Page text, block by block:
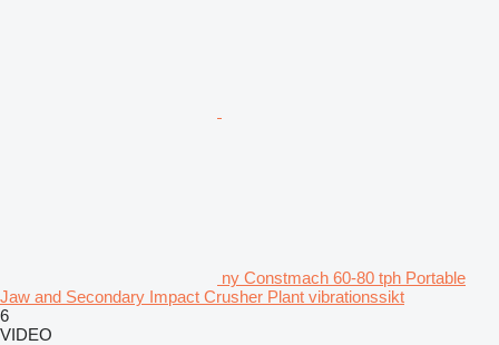
ny Constmach 60-80 tph Portable
Jaw and Secondary Impact Crusher Plant vibrationssikt
6
VIDEO